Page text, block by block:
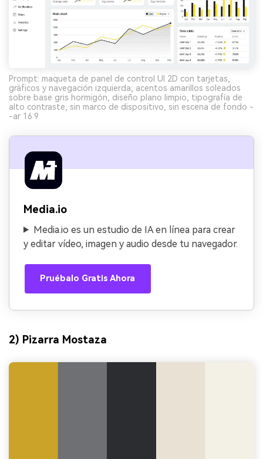
Prompt: maqueta de panel de control UI 2D con tarjetas,
gráficos y navegación izquierda, acentos amarillos soleados
sobre base gris hormigón, diseño plano limpio, tipografía de
alto contraste, sin marco de dispositivo, sin escena de fondo -
-ar 16:9
Media.io
Media.io es un estudio de IA en línea para crear
y editar vídeo, imagen y audio desde tu navegador.
Pruébalo Gratis Ahora
2) Pizarra Mostaza